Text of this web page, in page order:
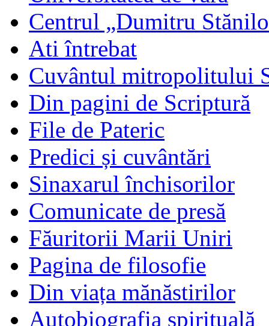
Centrul „Dumitru
Ati întrebat
Cuvântul mitropolitului
Din pagini de Scriptură
File de Pateric
Predici și cuvântări
Sinaxarul închisorilor
Comunicate de presă
Făuritorii Marii Uniri
Pagina de filosofie
Din viața mănăstirilor
Autobiografia spirituală